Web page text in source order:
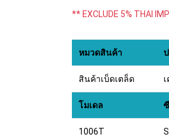
** EXCLUDE 5% THAI
หมวดสินค้า
สินค้าเบ็ดเตล็ด
โมเดล
1006T